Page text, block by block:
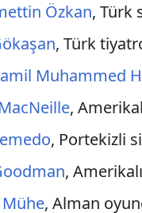
Özkan, Türk
, Türk
Muhammed
,
, Portekizli
,
, Alman